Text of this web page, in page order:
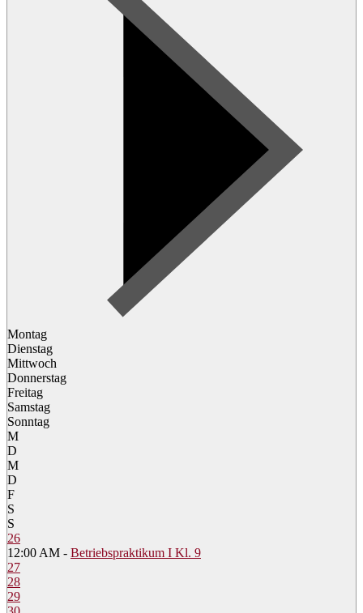
Montag
Dienstag
Mittwoch
Donnerstag
Freitag
Samstag
Sonntag
M
D
M
D
F
S
S
26
12:00 AM - Betriebspraktikum I Kl. 9
27
28
29